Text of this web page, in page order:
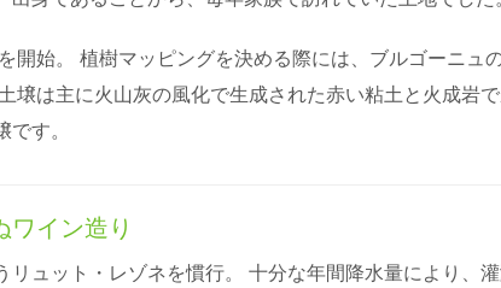
始。 植樹マッピングを決める際には、ブルゴーニュ
壌は主に火山灰の風化で生成された赤い粘土と火成岩
す。
イン造り
ュット・レゾネを慣行。 十分な年間降水量により、